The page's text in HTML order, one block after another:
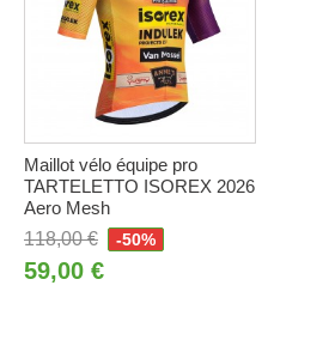
Maillot vélo équipe pro
TARTELETTO ISOREX 2026
Aero Mesh
118,00 €
-50%
59,00 €